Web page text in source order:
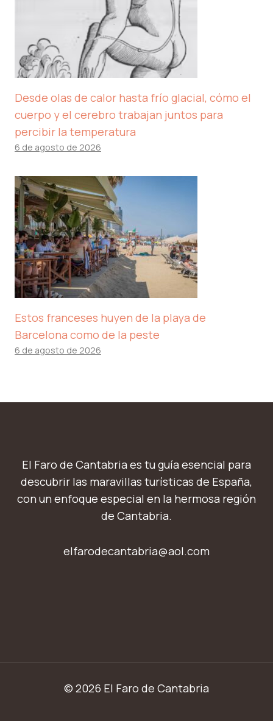
Desde olas de calor hasta frío glacial, cómo el
cuerpo y el cerebro trabajan juntos para
percibir la temperatura
6 de agosto de 2026
Estos franceses huyen de la playa de
Barcelona como de la peste
6 de agosto de 2026
El Faro de Cantabria es tu guía esencial para
descubrir las maravillas turísticas de España,
con un enfoque especial en la hermosa región
de Cantabria.
elfarodecantabria@aol.com
© 2026 El Faro de Cantabria